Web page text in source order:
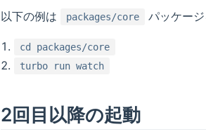
以下の例は packages/core パッケージ
cd packages/core
turbo run watch
2回目以降の起動